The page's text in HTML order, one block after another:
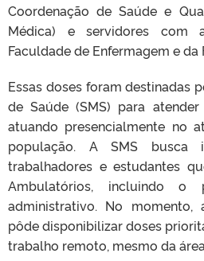
Coordenação de Saúde e
Médica) e servidores com
Faculdade de Enfermagem e
Essas doses foram destinadas
de Saúde (SMS) para
atuando presencialmente no
população. A SMS
trabalhadores e estudantes
Ambulatórios, incluindo
administrativo. No momento,
pôde disponibilizar doses
trabalho remoto, mesmo da